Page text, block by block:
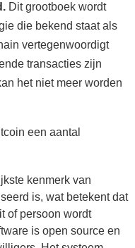
Dit grootboek wordt
die bekend staat als
vertegenwoordigt
transacties zijn
het niet meer worden
een aantal
kenmerk van
is, wat betekent dat
of persoon wordt
is open source en